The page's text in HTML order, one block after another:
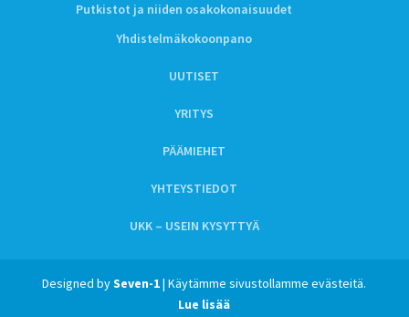
Putkistot ja niiden osakokonaisuudet
Yhdistelmäkokoonpano
UUTISET
YRITYS
PÄÄMIEHET
YHTEYSTIEDOT
UKK – USEIN KYSYTTYÄ
Designed bySeven-1| Käytämme sivustollamme evästeitä.
Lue lisää